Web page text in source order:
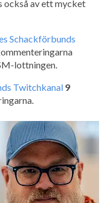
också av ett mycket
Schackförbunds
lottningen.
Twitchkanal 9